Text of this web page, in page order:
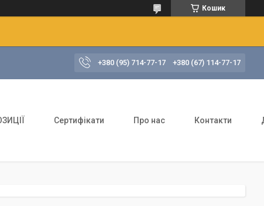
Кошик
+380 (95) 714-77-17 +380 (67) 114-77-17
Сертифікати Про нас Контакти